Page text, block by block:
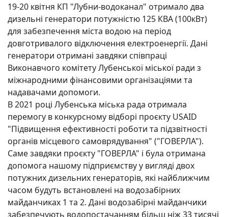
19-20 квітня КП "Лубни-водоканал" отримало два
дизельні генератори потужністю 125 КВА (100кВт)
для забезпечення міста водою на період
довготривалого відключення електроенергії. Дані
генератори отримані завдяки співпраці
Виконавчого комітету Лубенської міської ради з
міжнародними фінансовими організаціями та
надавачами допомоги.
В 2021 році Лубенська міська рада отримала
перемогу в конкурсному відборі проєкту USAID
"Підвищення ефективності роботи та підзвітності
органів місцевого самоврядування" ("ГОВЕРЛА").
Саме завдяки проєкту "ГОВЕРЛА" і була отримана
допомога нашому підприємству у вигляді двох
потужних дизельних генераторів, які найближчим
часом будуть встановлені на водозабірних
майданчиках 1 та 2. Дані водозабірні майданчики
забезпечують водопостачанням більш ніж 33 тисячі